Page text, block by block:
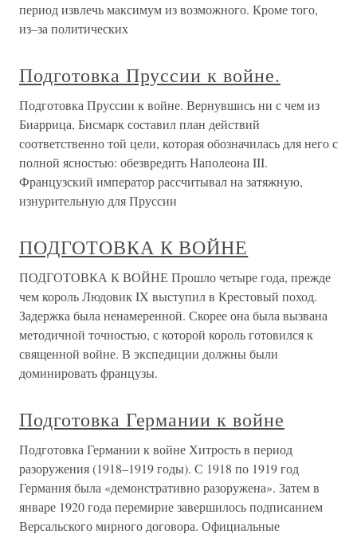
период извлечь максимум из возможного. Кроме того,
из–за политических
Подготовка Пруссии к войне.
Подготовка Пруссии к войне. Вернувшись ни с чем из
Биаррица, Бисмарк составил план действий
соответственно той цели, которая обозначилась для него с
полной ясностью: обезвредить Наполеона III.
Французский император рассчитывал на затяжную,
изнури­тельную для Пруссии
ПОДГОТОВКА К ВОЙНЕ
ПОДГОТОВКА К ВОЙНЕ Прошло четыре года, прежде
чем король Людовик IX выступил в Крестовый поход.
Задержка была ненамеренной. Скорее она была вызвана
методичной точностью, с которой король готовился к
священной войне. В экспедиции должны были
доминировать французы.
Подготовка Германии к войне
Подготовка Германии к войне Хитрость в период
разоружения (1918–1919 годы). С 1918 по 1919 год
Германия была «демонстративно разоружена». Затем в
январе 1920 года перемирие завершилось подписанием
Версальского мирного договора. Официальные